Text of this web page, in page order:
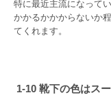
特に最近主流になって
かかるかかからないか
てくれます。
1-10 靴下の色はス